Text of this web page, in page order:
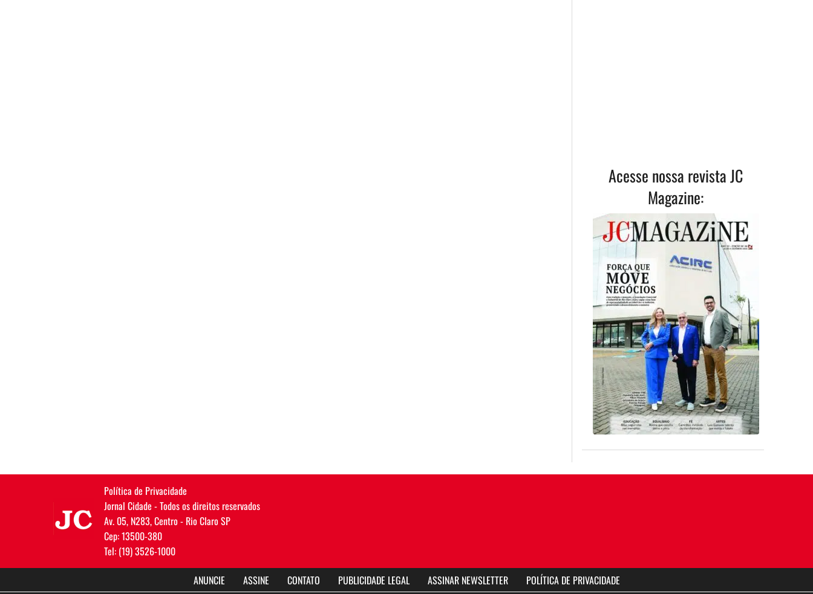
Acesse nossa revista JC
Magazine:
JC
Política de Privacidade
Jornal Cidade - Todos os direitos reservados
Av. 05, N283, Centro - Rio Claro SP
Cep: 13500-380
Tel: (19) 3526-1000
ANUNCIE
ASSINE CONTATO PUBLICIDADE LEGAL ASSINAR NEWSLETTER POLÍTICA DE PRIVACIDADE